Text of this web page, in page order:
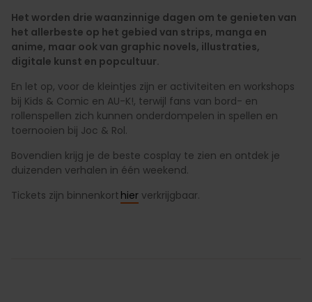
Het worden drie waanzinnige dagen om te genieten van
het allerbeste op het gebied van strips, manga en
anime, maar ook van graphic novels, illustraties,
digitale kunst en popcultuur.
En let op, voor de kleintjes zijn er activiteiten en workshops
bij Kids & Comic en AU-K!, terwijl fans van bord- en
rollenspellen zich kunnen onderdompelen in spellen en
toernooien bij Joc & Rol.
Bovendien krijg je de beste cosplay te zien en ontdek je
duizenden verhalen in één weekend.
Tickets zijn binnenkort hier verkrijgbaar.